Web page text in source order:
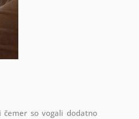
čemer so vogali dodatno